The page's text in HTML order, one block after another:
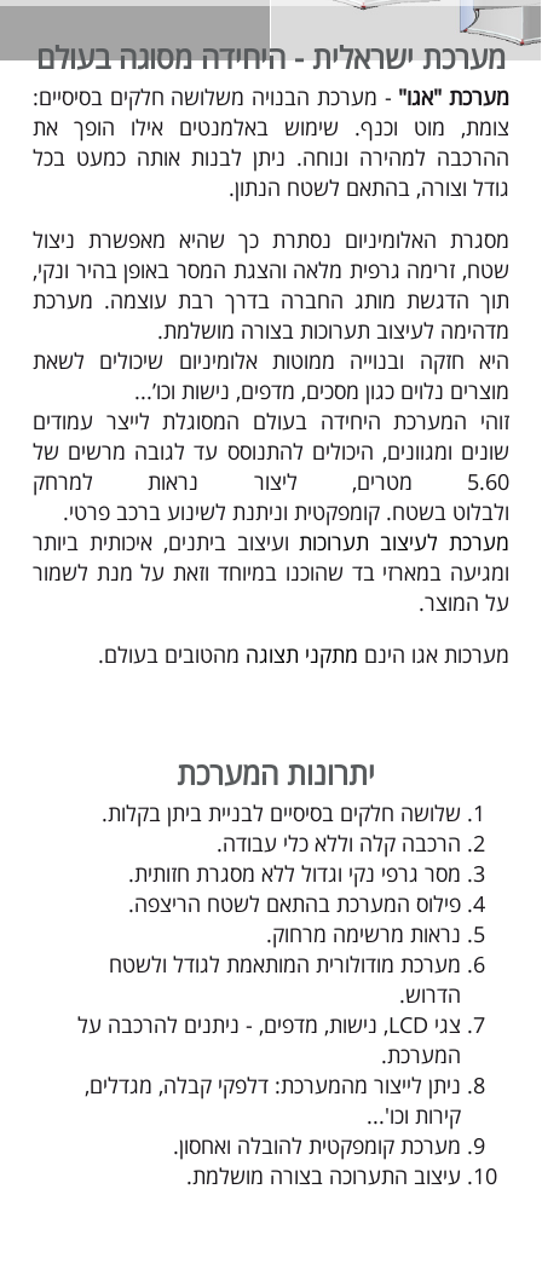
מערכת ישראלית - היחידה מסוגה בעולם
מערכת "אגו" - מערכת הבנויה משלושה חלקים בסיסיים:
צומת, מוט וכנף. שימוש באלמנטים אילו הופך את
ההרכבה למהירה ונוחה. ניתן לבנות אותה כמעט בכל
גודל וצורה, בהתאם לשטח הנתון.
מסגרת האלומיניום נסתרת כך שהיא מאפשרת ניצול
שטח, זרימה גרפית מלאה והצגת המסר באופן בהיר ונקי,
תוך הדגשת מותג החברה בדרך רבת עוצמה. מערכת
מדהימה לעיצוב תערוכות בצורה מושלמת.
היא חזקה ובנוייה ממוטות אלומיניום שיכולים לשאת
מוצרים נלוים כגון מסכים, מדפים, נישות וכו’...
זוהי המערכת היחידה בעולם המסוגלת לייצר עמודים
שונים ומגוונים, היכולים להתנוסס עד לגובה מרשים של
5.60 מטרים, ליצור נראות למרחק
ולבלוט בשטח. קומפקטית וניתנת לשינוע ברכב פרטי.
מערכת לעיצוב תערוכותועיצוב ביתנים, איכותית ביותר
ומגיעה במארזי בד שהוכנו במיוחד וזאת על מנת לשמור
על המוצר.
מערכות אגו הינם מתקני תצוגה מהטובים בעולם.
יתרונות המערכת
שלושה חלקים בסיסיים לבניית ביתן בקלות.
הרכבה קלה וללא כלי עבודה.
מסר גרפי נקי וגדול ללא מסגרת חזותית.
פילוס המערכת בהתאם לשטח הריצפה.
נראות מרשימה מרחוק.
מערכת מודולורית המותאמת לגודל ולשטח
הדרוש.
צגי LCD, נישות, מדפים, - ניתנים להרכבה על
המערכת.
ניתן לייצור מהמערכת: דלפקי קבלה, מגדלים,
קירות וכו'...
מערכת קומפקטית להובלה ואחסון.
עיצוב התערוכה בצורה מושלמת.